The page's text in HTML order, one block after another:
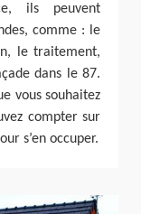
ils peuvent
comme : le
le traitement,
dans le 87.
vous souhaitez
compter sur
s’en occuper.